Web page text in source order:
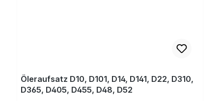
Öleraufsatz D10, D101, D14, D141, D22, D310,
D365, D405, D455, D48, D52